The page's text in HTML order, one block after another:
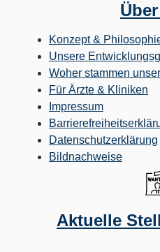
Konzept &
Unsere
Woher stammen
Für Ärzte & Kliniken
Impressum
Datenschutzerklärung
Bildnachweise
Aktuelle